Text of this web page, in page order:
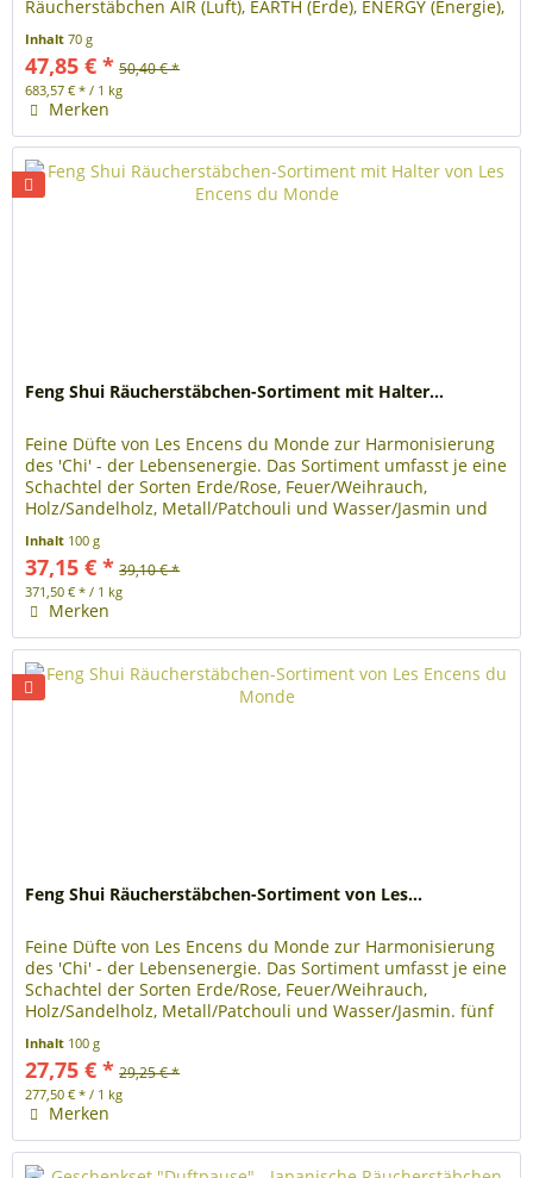
Räucherstäbchen AIR (Luft), EARTH (Erde), ENERGY (Energie),
Inhalt70 g
47,85 € * 50,40 € *
683,57 € * / 1 kg
Merken
Feng Shui Räucherstäbchen-Sortiment mit Halter...
Feine Düfte von Les Encens du Monde zur Harmonisierung
des 'Chi' - der Lebensenergie. Das Sortiment umfasst je eine
Schachtel der Sorten Erde/Rose, Feuer/Weihrauch,
Holz/Sandelholz, Metall/Patchouli und Wasser/Jasmin und
Inhalt 100 g
37,15 € * 39,10 € *
371,50 € * / 1 kg
Merken
Feng Shui Räucherstäbchen-Sortiment von Les...
Feine Düfte von Les Encens du Monde zur Harmonisierung
des 'Chi' - der Lebensenergie. Das Sortiment umfasst je eine
Schachtel der Sorten Erde/Rose, Feuer/Weihrauch,
Holz/Sandelholz, Metall/Patchouli und Wasser/Jasmin. fünf
Inhalt 100 g
27,75 € * 29,25 € *
277,50 € * / 1 kg
Merken